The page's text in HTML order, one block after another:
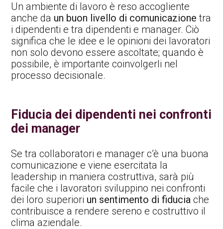
Un ambiente di lavoro è reso accogliente
anche da un buon livello di comunicazione tra
i dipendenti e tra dipendenti e manager. Ciò
significa che le idee e le opinioni dei lavoratori
non solo devono essere ascoltate; quando è
possibile, è importante coinvolgerli nel
processo decisionale.
Fiducia dei dipendenti nei confronti
dei manager
Se tra collaboratori e manager c’è una buona
comunicazione e viene esercitata la
leadership in maniera costruttiva, sarà più
facile che i lavoratori sviluppino nei confronti
dei loro superiori un sentimento di fiducia che
contribuisce a rendere sereno e costruttivo il
clima aziendale.